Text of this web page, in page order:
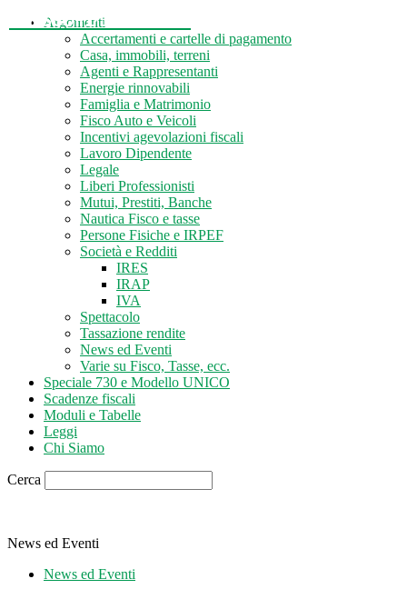
Argomenti
Accertamenti e cartelle di pagamento
Casa, immobili, terreni
Agenti e Rappresentanti
Energie rinnovabili
Famiglia e Matrimonio
Fisco Auto e Veicoli
Incentivi agevolazioni fiscali
Lavoro Dipendente
Legale
Liberi Professionisti
Mutui, Prestiti, Banche
Nautica Fisco e tasse
Persone Fisiche e IRPEF
Società e Redditi
IRES
IRAP
IVA
Spettacolo
Tassazione rendite
News ed Eventi
Varie su Fisco, Tasse, ecc.
Speciale 730 e Modello UNICO
Scadenze fiscali
Moduli e Tabelle
Leggi
Chi Siamo
Cerca
Tasse-Fisco.com
News ed Eventi
News ed Eventi